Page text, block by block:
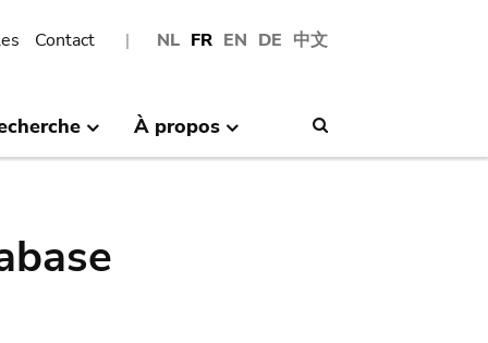
NL FR EN DE 中文
Contact
À propos